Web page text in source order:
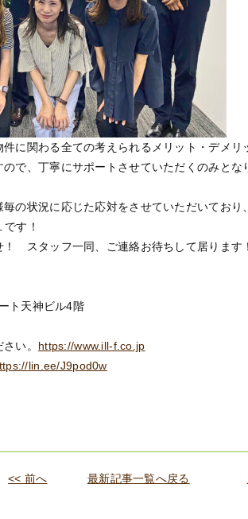
に関わる全ての考えられるメリット・デメリ
で、丁寧にサポートさせていただくのみとな
の状況に応じた応対をさせていただいており
す！
スタッフ一同、ご連絡お待ちして居ります！
ト天神ビル4階
い。 https://www.ill-f.co.jp
lin.ee/J9pod0w
<< 前へ 最新記事一覧へ戻る